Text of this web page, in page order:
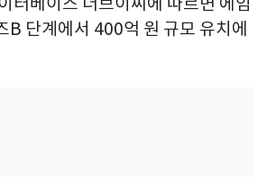
B 단계에서 400억 원 규모 유치에